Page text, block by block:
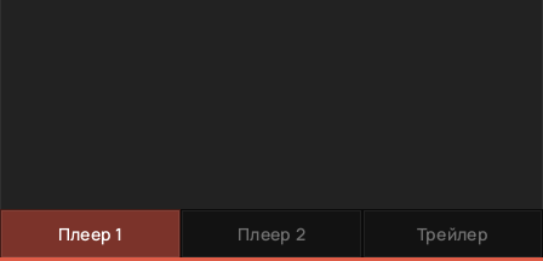
Плеер 1 Плеер 2 Трейлер